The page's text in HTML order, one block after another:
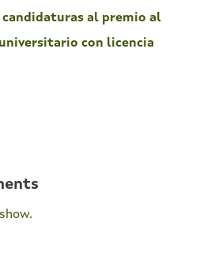
candidaturas al premio al
con licencia